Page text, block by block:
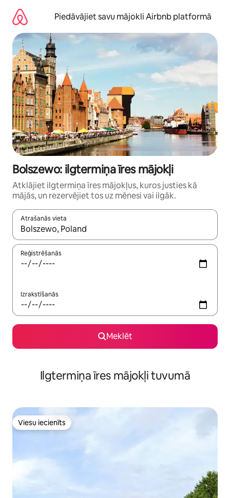
saturu
Piedāvājiet savu mājokli Airbnb platformā
Bolszewo: ilgtermiņa īres mājokļi
Atklājiet ilgtermiņa īres mājokļus, kuros justies kā
mājās, un rezervējiet tos uz mēnesi vai ilgāk.
Atrašanās vieta
Kad rezultāti kļūs pieejami, izmantojiet bultiņu uz augšu un
Reģistrēšanās
Izrakstīšanās
Meklēt
Ilgtermiņa īres mājokļi tuvumā
Viesu iecienīts
Viesu iecienīts